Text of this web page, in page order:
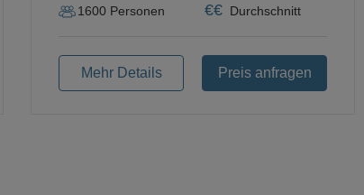
1600 Personen €€ Durchschnitt
Mehr Details Preis anfragen